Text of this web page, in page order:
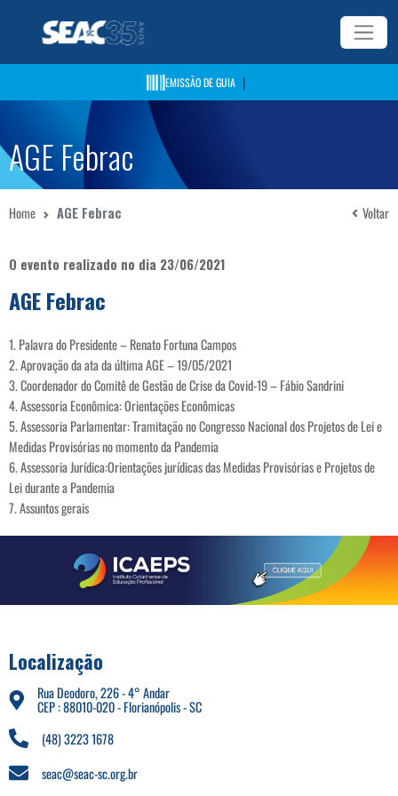
EMISSÃO DE GUIA |
AGE Febrac
Home AGE Febrac Voltar
O evento realizado no dia 23/06/2021
AGE Febrac
1. Palavra do Presidente – Renato Fortuna Campos
2. Aprovação da ata da última AGE – 19/05/2021
3. Coordenador do Comitê de Gestão de Crise da Covid-19 – Fábio Sandrini
4. Assessoria Econômica: Orientações Econômicas
5. Assessoria Parlamentar: Tramitação no Congresso Nacional dos Projetos de Lei e
Medidas Provisórias no momento da Pandemia
6. Assessoria Jurídica:Orientações jurídicas das Medidas Provisórias e Projetos de
Lei durante a Pandemia
7. Assuntos gerais
Localização
Rua Deodoro, 226 - 4° Andar
CEP : 88010-020 - Florianópolis - SC
(48) 3223 1678
seac@seac-sc.org.br